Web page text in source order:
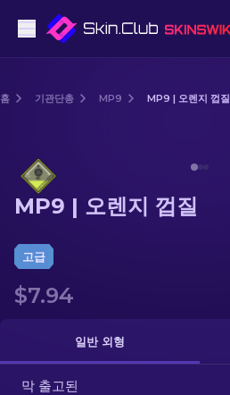
저격소총
장갑
케이스
기타
홈 기관단총 MP9 MP9 | 오렌지 껍질
MP9 | 오렌지 껍질
고급
$7.94
일반 외형
막 출고된